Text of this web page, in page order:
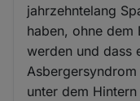
jahrzehntelang
haben, ohne dem
werden und dass
unter dem